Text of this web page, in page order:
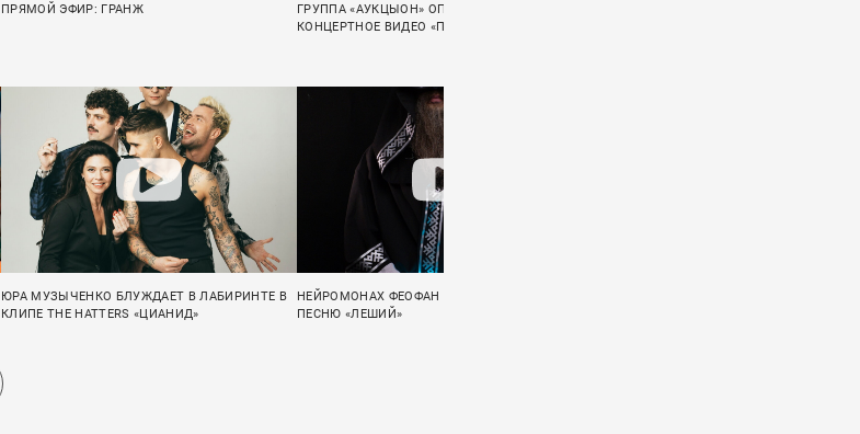
ПРЯМОЙ ЭФИР: ГРАНЖ
ГРУППА «АУКЦЫОН» ОПУБЛИКОВАЛА
КОНЦЕРТНОЕ ВИДЕО «ПСАЛОМ 37»
ЮРА МУЗЫЧЕНКО БЛУЖДАЕТ В ЛАБИРИНТЕ В
КЛИПЕ THE HATTERS «ЦИАНИД»
НЕЙРОМОНАХ ФЕОФАН ЭКРАНИЗИРОВАЛ
ПЕСНЮ «ЛЕШИЙ»